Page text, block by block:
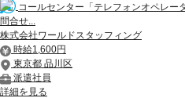
コールセンター「テレフォンオペレー
問合せ...
株式会社ワールドスタッフィング
時給1,600円
東京都 品川区
派遣社員
詳細を見る